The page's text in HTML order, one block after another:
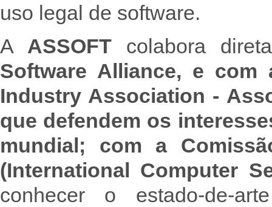
uso legal de software.
A ASSOFT colabora
Software Alliance, e
Industry Association -
que defendem os
mundial; com a
(International Computer
conhecer o estado-de-